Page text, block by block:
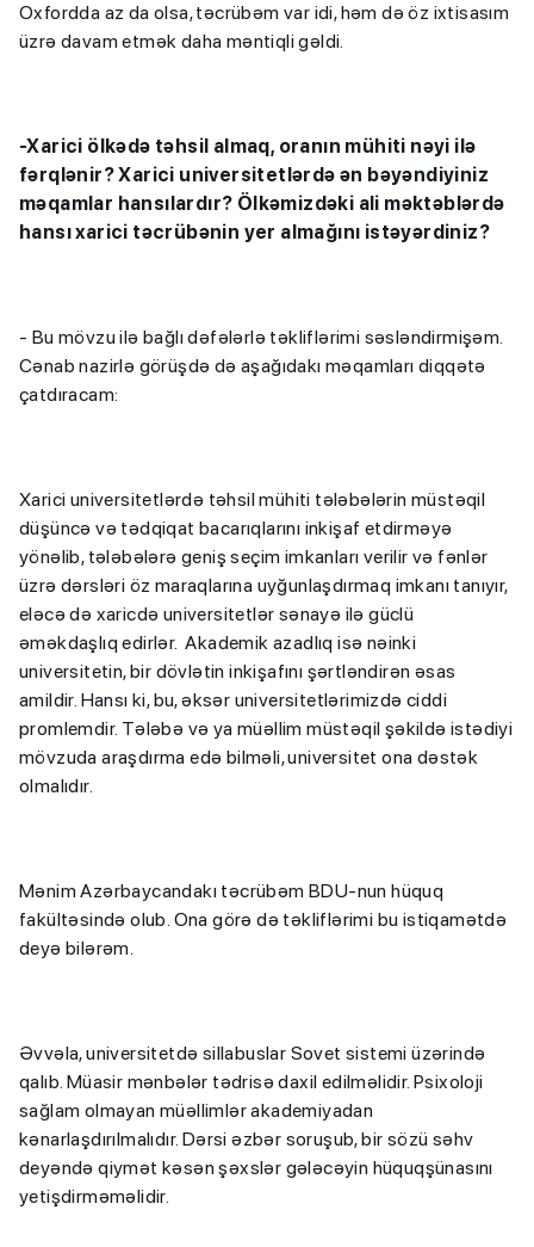
Oxfordda az da olsa, təcrübəm var idi, həm də öz ixtisasım
üzrə davam etmək daha məntiqli gəldi.
-Xarici ölkədə təhsil almaq, oranın mühiti nəyi ilə
fərqlənir? Xarici universitetlərdə ən bəyəndiyiniz
məqamlar hansılardır? Ölkəmizdəki ali məktəblərdə
hansı xarici təcrübənin yer almağını istəyərdiniz?
- Bu mövzu ilə bağlı dəfələrlə təkliflərimi səsləndirmişəm.
Cənab nazirlə görüşdə də aşağıdakı məqamları diqqətə
çatdıracam:
Xarici universitetlərdə təhsil mühiti tələbələrin müstəqil
düşüncə və tədqiqat bacarıqlarını inkişaf etdirməyə
yönəlib, tələbələrə geniş seçim imkanları verilir və fənlər
üzrə dərsləri öz maraqlarına uyğunlaşdırmaq imkanı tanıyır,
eləcə də xaricdə universitetlər sənayə ilə güclü
əməkdaşlıq edirlər. Akademik azadlıq isə nəinki
universitetin, bir dövlətin inkişafını şərtləndirən əsas
amildir. Hansı ki, bu, əksər universitetlərimizdə ciddi
promlemdir. Tələbə və ya müəllim müstəqil şəkildə istədiyi
mövzuda araşdırma edə bilməli, universitet ona dəstək
olmalıdır.
Mənim Azərbaycandakı təcrübəm BDU-nun hüquq
fakültəsində olub. Ona görə də təkliflərimi bu istiqamətdə
deyə bilərəm.
Əvvəla, universitetdə sillabuslar Sovet sistemi üzərində
qalıb. Müasir mənbələr tədrisə daxil edilməlidir. Psixoloji
sağlam olmayan müəllimlər akademiyadan
kənarlaşdırılmalıdır. Dərsi əzbər soruşub, bir sözü səhv
deyəndə qiymət kəsən şəxslər gələcəyin hüquqşünasını
yetişdirməməlidir.